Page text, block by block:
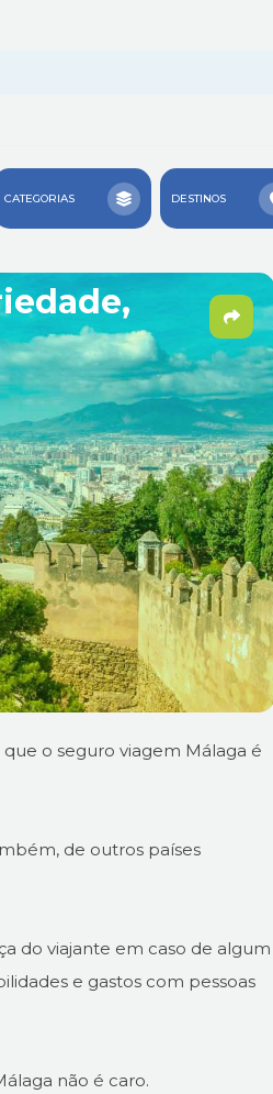
CATEGORIAS DESTINOS
que o seguro viagem Málaga é
de outros países
do viajante em caso de algum
e gastos com pessoas
não é caro.